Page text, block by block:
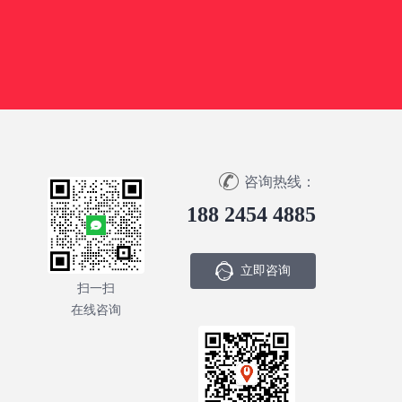
咨询热线：
188 2454 4885
立即咨询
扫一扫
在线咨询